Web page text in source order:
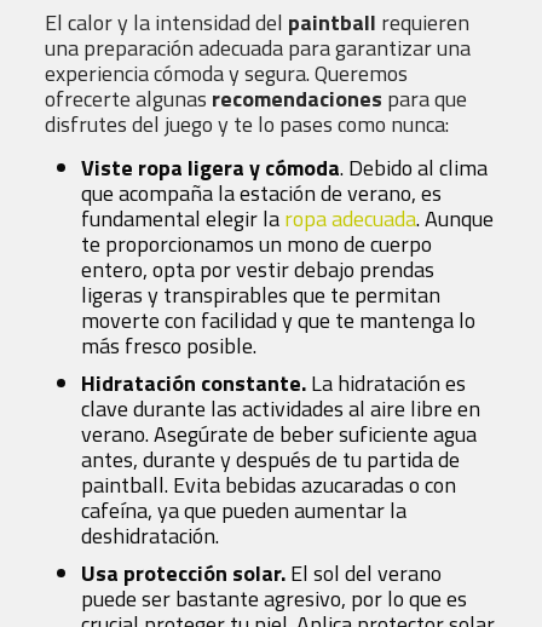
El calor y la intensidad del paintball requieren
una preparación adecuada para garantizar una
experiencia cómoda y segura. Queremos
ofrecerte algunas recomendaciones para que
disfrutes del juego y te lo pases como nunca:
Viste ropa ligera y cómoda. Debido al clima
que acompaña la estación de verano, es
fundamental elegir laropa adecuada. Aunque
te proporcionamos un mono de cuerpo
entero, opta por vestir debajo prendas
ligeras y transpirables que te permitan
moverte con facilidad y que te mantenga lo
más fresco posible.
Hidratación constante.La hidratación es
clave durante las actividades al aire libre en
verano. Asegúrate de beber suficiente agua
antes, durante y después de tu partida de
paintball. Evita bebidas azucaradas o con
cafeína, ya que pueden aumentar la
deshidratación.
Usa protección solar.El sol del verano
puede ser bastante agresivo, por lo que es